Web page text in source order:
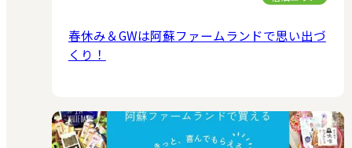
春休み＆GWは阿蘇ファームランドで思い出づ
くり！